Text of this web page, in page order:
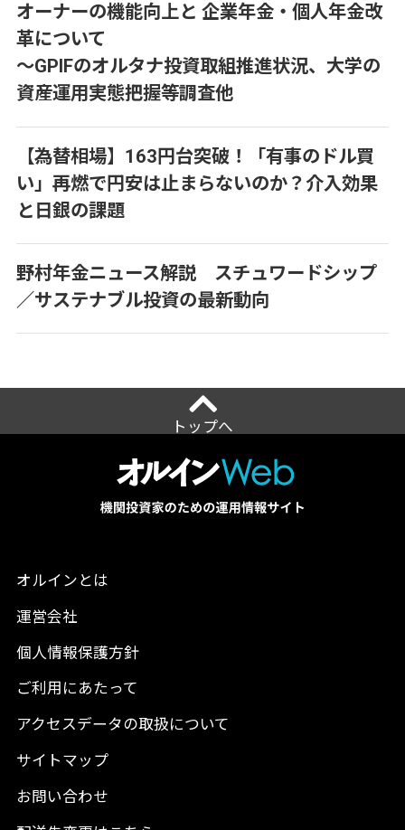
オーナーの機能向上と 企業年金・個人年金改
革について
～GPIFのオルタナ投資取組推進状況、大学の
資産運用実態把握等調査他
【為替相場】163円台突破！「有事のドル買
い」再燃で円安は止まらないのか？介入効果
と日銀の課題
野村年金ニュース解説 スチュワードシップ
／サステナブル投資の最新動向
トップへ
オルインとは
運営会社
個人情報保護方針
ご利用にあたって
アクセスデータの取扱について
サイトマップ
お問い合わせ